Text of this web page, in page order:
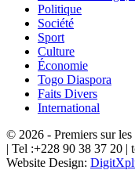
Politique
Société
Sport
Culture
Économie
Togo Diaspora
Faits Divers
International
© 2026 - Premiers sur
| Tel :+228 90 38 37 20 |
Website Design: